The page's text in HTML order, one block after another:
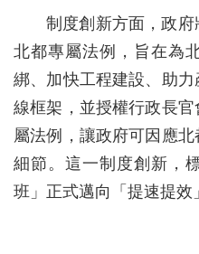
制度創新方面，政
北都專屬法例，旨在為
綁、加快工程建設、助
線框架，並授權行政長
屬法例，讓政府可因應
細節。這一制度創新，
班」正式邁向「提速提效